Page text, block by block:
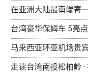
在亚洲大陆最南端寄
台湾豪华保姆车 5亮
马来西亚环亚机场贵
走读台湾南投松柏岭